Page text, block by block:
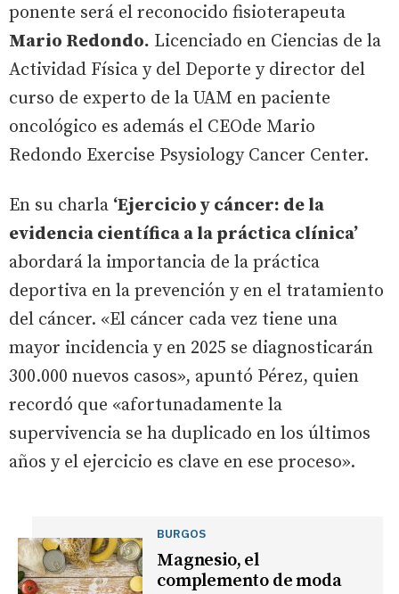
ponente será el reconocido fisioterapeuta
Mario Redondo. Licenciado en Ciencias de la
Actividad Física y del Deporte y director del
curso de experto de la UAM en paciente
oncológico es además el CEOde Mario
Redondo Exercise Psysiology Cancer Center.
En su charla ‘Ejercicio y cáncer: de la
evidencia científica a la práctica clínica’
abordará la importancia de la práctica
deportiva en la prevención y en el tratamiento
del cáncer. «El cáncer cada vez tiene una
mayor incidencia y en 2025 se diagnosticarán
300.000 nuevos casos», apuntó Pérez, quien
recordó que «afortunadamente la
supervivencia se ha duplicado en los últimos
años y el ejercicio es clave en ese proceso».
BURGOS
Magnesio, el
complemento de moda